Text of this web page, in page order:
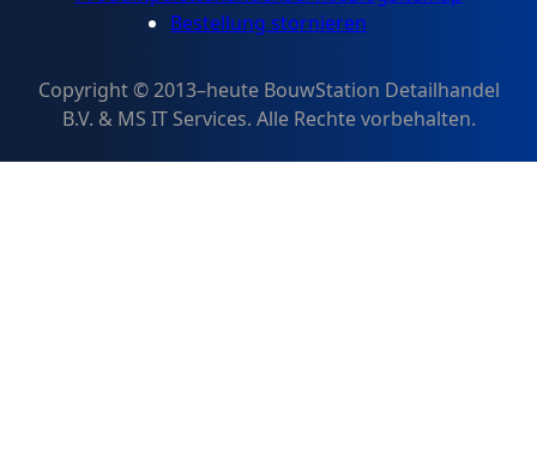
Bestellung stornieren
Copyright © 2013–heute BouwStation Detailhandel
B.V. & MS IT Services. Alle Rechte vorbehalten.